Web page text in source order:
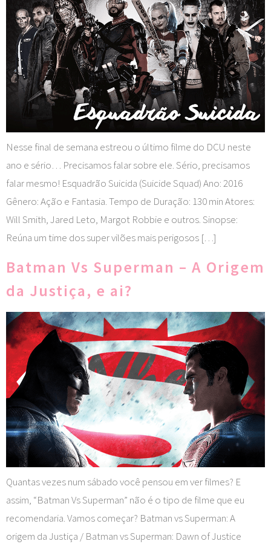
Nesse final de semana estreou o último filme do DCU neste
ano e sério… Precisamos falar sobre ele. Sério, precisamos
falar mesmo! Esquadrão Suicida (Suicide Squad) Ano: 2016
Gênero: Ação e Fantasia. Tempo de Duração: 130 min Atores:
Will Smith, Jared Leto, Margot Robbie e outros. Sinopse:
Reúna um time dos super vilões mais perigosos […]
Batman Vs Superman – A Origem
da Justiça, e ai?
Quantas vezes num sábado você pensou em ver filmes? E
assim, “Batman Vs Superman” não é o tipo de filme que eu
recomendaria. Vamos começar? Batman vs Superman: A
origem da Justiça / Batman vs Superman: Dawn of Justice